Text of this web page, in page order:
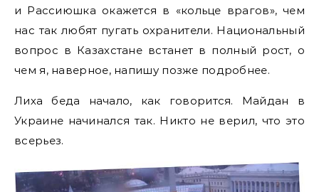
и Рассиюшка окажется в «кольце врагов», чем
нас так любят пугать охранители. Национальный
вопрос в Казахстане встанет в полный рост, о
чем я, наверное, напишу позже подробнее.
Лиха беда начало, как говорится. Майдан в
Украине начинался так. Никто не верил, что это
всерьез.